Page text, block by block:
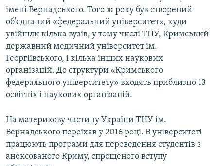
імені Вернадського. Того ж року був створений
об'єднаний «федеральний університет», куди
увійшли кілька вузів, у тому числі ТНУ, Кримський
державний медичний університет ім.
Георгіївського, і кілька інших наукових
організацій. До структури «Кримського
федерального університету» входять приблизно 13
освітніх і наукових організацій.
На материкову частину України ТНУ ім.
Вернадського переїхав у 2016 році. В університеті
працюють програми для переведення студентів з
анексованого Криму, спрощеного вступу